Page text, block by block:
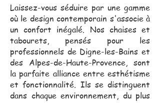
Laissez-vous séduire par une gamme
où le design contemporain s'associe à
un confort inégalé. Nos chaises et
tabourets, pensés pour les
professionnels de Digne-les-Bains et
des Alpes-de-Haute-Provence, sont
la parfaite alliance entre esthétisme
et fonctionnalité. Ils se distinguent
dans chaque environnement, du plus